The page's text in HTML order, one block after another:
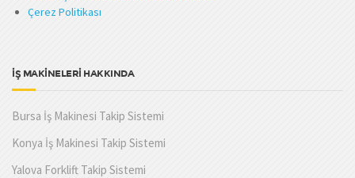
Çerez Politikası
İŞ MAKİNELERİ HAKKINDA
Bursa İş Makinesi Takip Sistemi
Konya İş Makinesi Takip Sistemi
Yalova Forklift Takip Sistemi